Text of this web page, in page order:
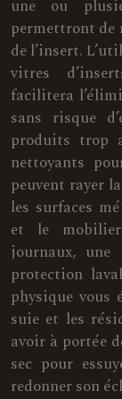
une ou
permettront de
de l’insert.
vitres
facilitera
sans risque
produits trop
nettoyants
peuvent rayer
les surfaces
et le
journaux,
protection
physique
suie et les
avoir à portée
sec pour
redonner son